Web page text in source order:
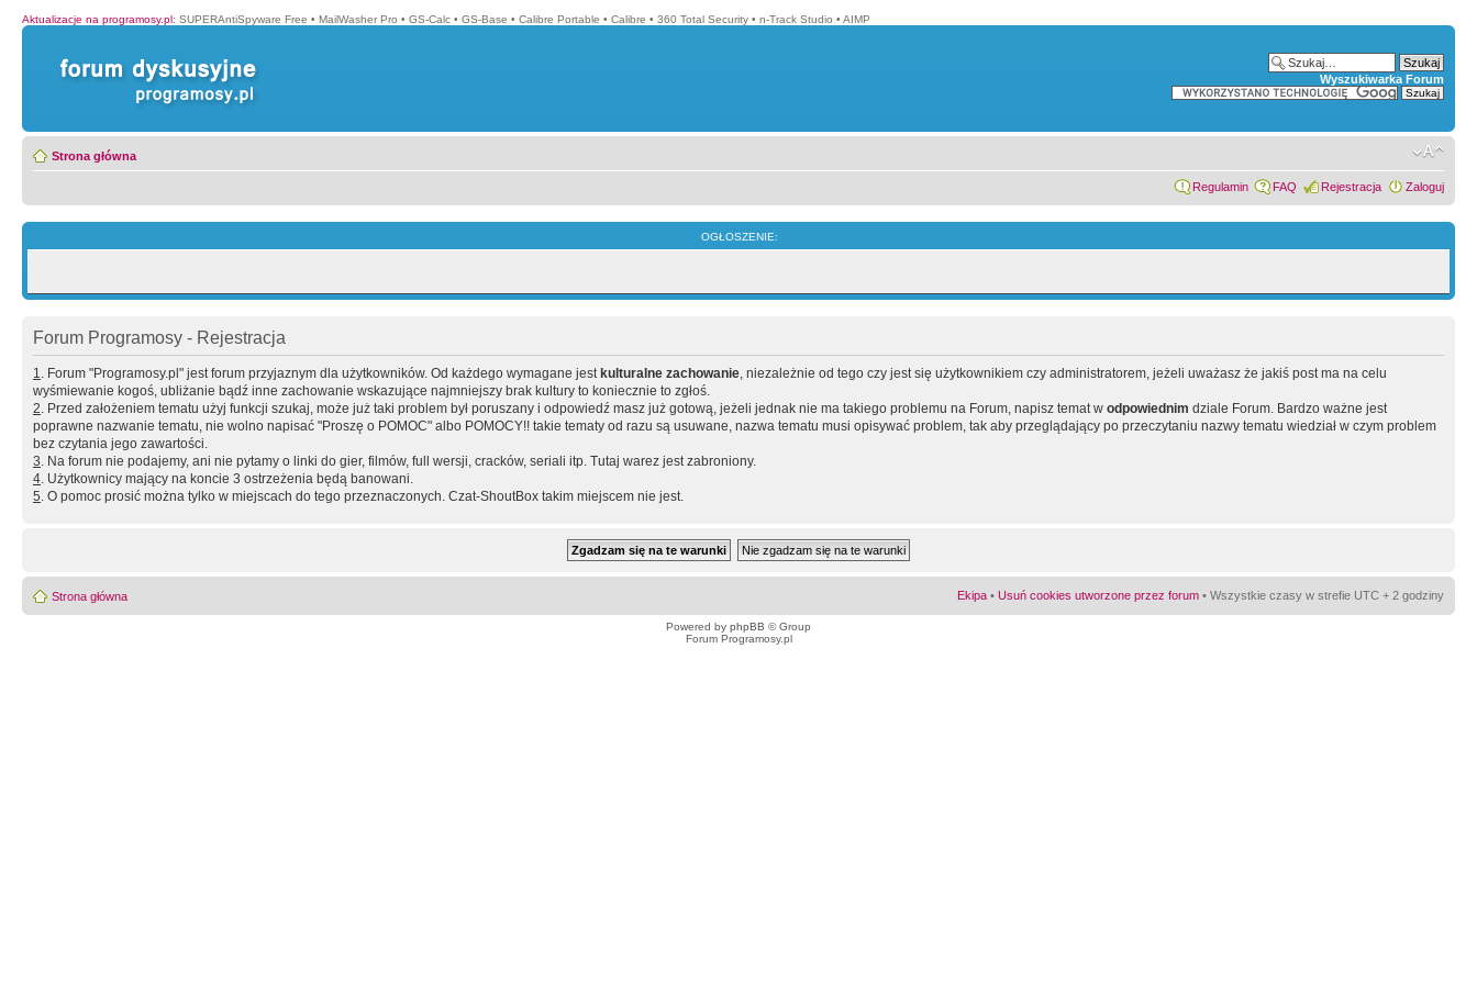
Aktualizacje na programosy.pl: SUPERAntiSpyware Free • MailWasher Pro • GS-Calc • GS-Base • Calibre Portable • Calibre • 360 Total Security • n-Track Studio • AIMP
Wyszukiwarka Forum
Strona główna
Regulamin FAQ Rejestracja Zaloguj
OGŁOSZENIE:
Forum Programosy - Rejestracja
1. Forum "Programosy.pl" jest forum przyjaznym dla użytkowników. Od każdego wymagane jest kulturalne zachowanie, niezależnie od tego czy jest się użytkownikiem czy administratorem, jeżeli uważasz że jakiś post ma na celu
wyśmiewanie kogoś, ubliżanie bądź inne zachowanie wskazujące najmniejszy brak kultury to koniecznie to zgłoś.
2. Przed założeniem tematu użyj funkcji szukaj, może już taki problem był poruszany i odpowiedź masz już gotową, jeżeli jednak nie ma takiego problemu na Forum, napisz temat w odpowiednim dziale Forum. Bardzo ważne jest
poprawne nazwanie tematu, nie wolno napisać "Proszę o POMOC" albo POMOCY!! takie tematy od razu są usuwane, nazwa tematu musi opisywać problem, tak aby przeglądający po przeczytaniu nazwy tematu wiedział w czym problem
bez czytania jego zawartości.
3. Na forum nie podajemy, ani nie pytamy o linki do gier, filmów, full wersji, cracków, seriali itp. Tutaj warez jest zabroniony.
4. Użytkownicy mający na koncie 3 ostrzeżenia będą banowani.
5. O pomoc prosić można tylko w miejscach do tego przeznaczonych. Czat-ShoutBox takim miejscem nie jest.
Strona główna Ekipa • Usuń cookies utworzone przez forum • Wszystkie czasy w strefie UTC + 2 godziny
Powered by phpBB © Group
Forum Programosy.pl